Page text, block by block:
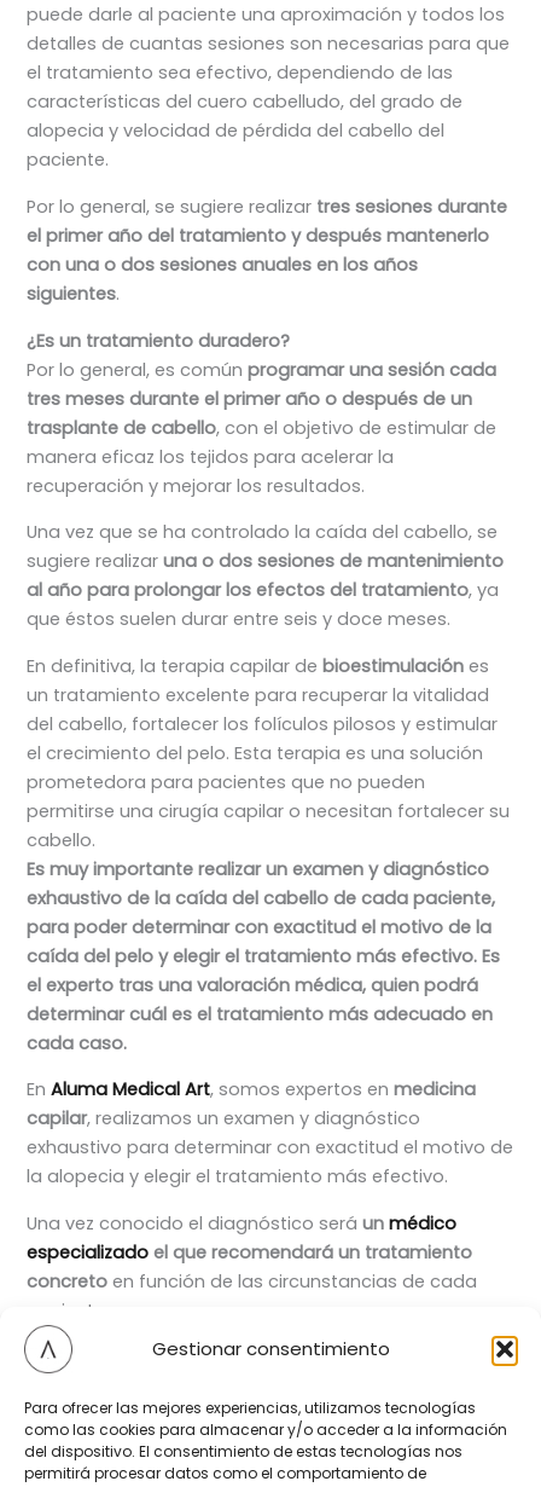
Gestionar consentimiento
Para ofrecer las mejores experiencias, utilizamos tecnologías
como las cookies para almacenar y/o acceder a la información
del dispositivo. El consentimiento de estas tecnologías nos
permitirá procesar datos como el comportamiento de
puede darle al paciente una aproximación y todos los
detalles de cuantas sesiones son necesarias para que
el tratamiento sea efectivo, dependiendo de las
características del cuero cabelludo, del grado de
alopecia y velocidad de pérdida del cabello del
paciente.
Por lo general, se sugiere realizar tres sesiones durante
el primer año del tratamiento y después mantenerlo
con una o dos sesiones anuales en los años
siguientes.
¿Es un tratamiento duradero?
Por lo general, es comúnprogramar una sesión cada
tres meses durante el primer año o después de un
trasplante de cabello, con el objetivo de estimular de
manera eficaz los tejidos para acelerar la
recuperación y mejorar los resultados.
Una vez que se ha controlado la caída del cabello, se
sugiere realizaruna o dos sesiones de mantenimiento
al año para prolongar los efectos del tratamiento, ya
que éstos suelen durar entre seis y doce meses.
En definitiva, la terapia capilar debioestimulación es
un tratamiento excelente para recuperar la vitalidad
del cabello, fortalecer los folículos pilosos y estimular
el crecimiento del pelo. Esta terapia es una solución
prometedora para pacientes que no pueden
permitirse una cirugía capilar o necesitan fortalecer su
cabello.
Es muy importante realizar un examen y diagnóstico
exhaustivo de la caída del cabello de cada paciente,
para poder determinar con exactitud el motivo de la
caída del pelo y elegir el tratamiento más efectivo.Es
el experto tras una valoración médica, quien podrá
determinar cuál es el tratamiento más adecuado en
cada caso.
EnAluma Medical Art, somos expertos enmedicina
capilar, realizamos un examen y diagnóstico
exhaustivo para determinar con exactitud el motivo de
la alopecia y elegir el tratamiento más efectivo.
Una vez conocido el diagnóstico seráunmédico
especializado el que recomendará un tratamiento
concreto en función de las circunstancias de cada
paciente.
Si sufres
pérdida de cabello, te animamos a que
pidas
especialistas, que valorará tu caso y te indicará cuál
es la solución más acertada para que recuperes tu
imagen y te sientas mejor.